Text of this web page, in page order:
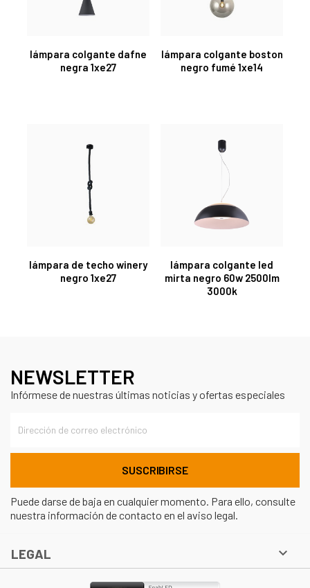
lámpara colgante dafne
negra 1xe27
lámpara colgante boston
negro fumé 1xe14
lámpara de techo winery
negro 1xe27
lámpara colgante led
mirta negro 60w 2500lm
3000k
NEWSLETTER
Infórmese de nuestras últimas noticias y ofertas especiales
Puede darse de baja en cualquier momento. Para ello, consulte
nuestra información de contacto en el aviso legal.
LEGAL 